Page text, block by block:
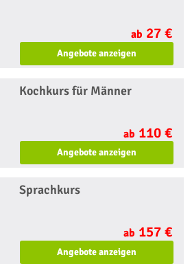
ab 27 €
Angebote anzeigen
Kochkurs für Männer
ab 110 €
Angebote anzeigen
Sprachkurs
ab 157 €
Angebote anzeigen